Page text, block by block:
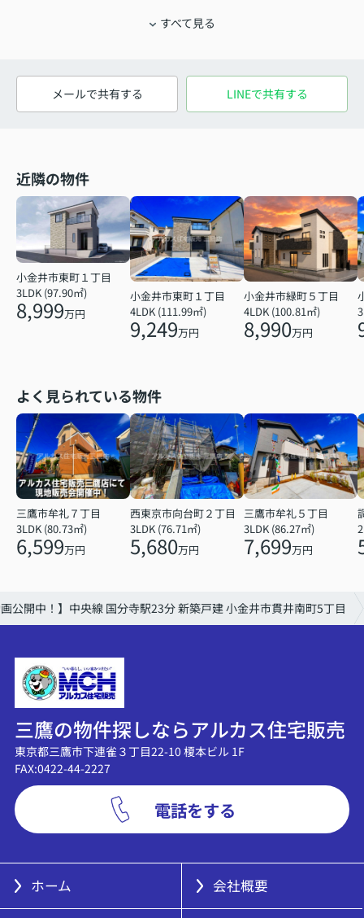
すべて見る
メールで共有する LINEで共有する
近隣の物件
小金井市東町１丁目
3LDK (97.90㎡)
8,999万円
小金井市東町１丁目
4LDK (111.99㎡)
9,249万円
小金井市緑町５丁目
4LDK (100.81㎡)
8,990万円
よく見られている物件
三鷹市牟礼７丁目
3LDK (80.73㎡)
6,599万円
西東京市向台町２丁目
3LDK (76.71㎡)
5,680万円
三鷹市牟礼５丁目
3LDK (86.27㎡)
7,699万円
公開中！】中央線 国分寺駅23分 新築戸建 小金井市貫井南町5丁目
三鷹の物件探しならアルカス住宅販売
東京都三鷹市下連雀３丁目22-10 榎本ビル 1F
FAX:0422-44-2227
電話をする
ホーム 会社概要